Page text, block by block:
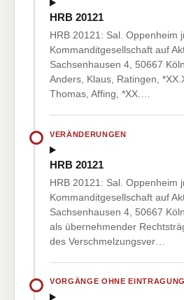
HRB 20121
HRB 20121: Sal. Oppenheim
Kommanditgesellschaft auf
Sachsenhausen 4, 50667
Anders, Klaus, Ratingen,
Thomas, Affing, *XX.…
VERÄNDERUNGEN
HRB 20121
HRB 20121: Sal. Oppenheim
Kommanditgesellschaft auf
Sachsenhausen 4, 50667
als übernehmender
des Verschmelzungsver…
VORGÄNGE OHNE EINTRAGUNG